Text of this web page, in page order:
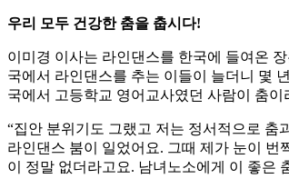
우리 모두 건강한 춤을 춥시다!
이미경 이사는 라인댄스를 한국에 들여온
국에서 라인댄스를 추는 이들이 늘더니 몇
국에서 고등학교 영어교사였던 사람이 춤
“집안 분위기도 그랬고 저는 정서적으로 춤
라인댄스 붐이 일었어요. 그때 제가 눈이
이 정말 없더라고요. 남녀노소에게 이 좋은